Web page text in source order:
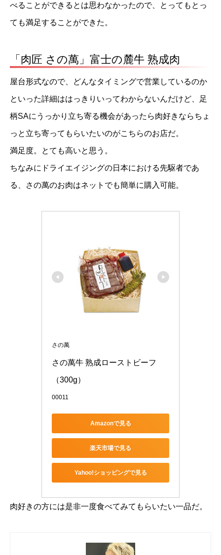
べることができるとは思わなかったので、とってもとっ
ても満足することができた。
「肉匠 さの萬」富士の麓牛 熟成肉
屋台形式なので、どんなタイミングで営業しているのか
といった詳細ははっきりいってわからないんだけど、足
柄SAにうっかり立ち寄る機会があったら肉好きならちょ
っと立ち寄ってもらいたいのがこちらのお店だ。
満足度。とても高いと思う。
ちなみにドライエイジングの日本における先駆者であ
る、さの萬のお肉はネットでも簡単に購入可能。
さの萬
さの萬牛 熟成ローストビーフ
（300g）
00011
Amazonで見る
楽天市場で見る
Yahoo!ショッピングで見る
肉好きの方には是非一度食べてみてもらいたい一品だ。